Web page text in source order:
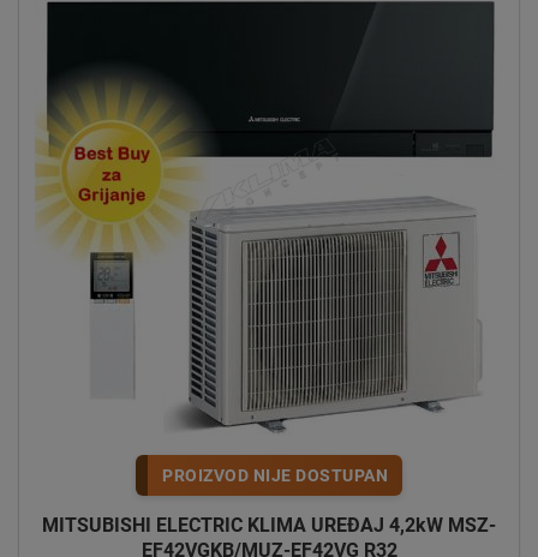
PROIZVOD NIJE DOSTUPAN
MITSUBISHI ELECTRIC KLIMA UREĐAJ 4,2kW MSZ-
EF42VGKB/MUZ-EF42VG R32